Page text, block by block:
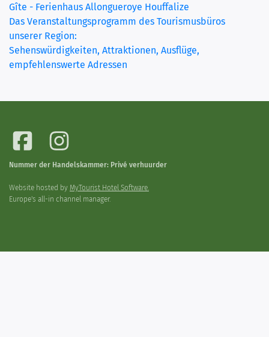
Gîte - Ferienhaus Allongueroye Houffalize
Das Veranstaltungsprogramm des Tourismusbüros
unserer Region:
Sehenswürdigkeiten, Attraktionen, Ausflüge,
empfehlenswerte Adressen
Nummer der Handelskammer: Privé verhuurder
Website hosted by MyTourist Hotel Software.
Europe's all-in channel manager.